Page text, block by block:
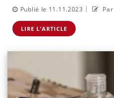
Publié le 11.11.2023 |
LIRE L'ARTICLE